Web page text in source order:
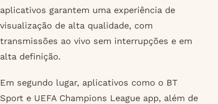
aplicativos garantem uma experiência de
visualização de alta qualidade, com
transmissões ao vivo sem interrupções e em
alta definição.
Em segundo lugar, aplicativos como o BT
Sport e UEFA Champions League app, além de